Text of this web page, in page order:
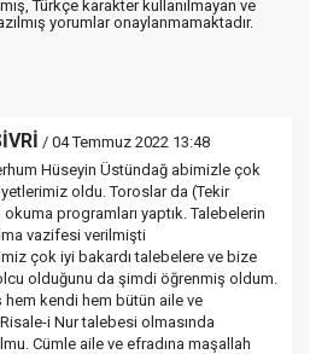
Türkçe karakter kullanılmayan ve
yorumlar onaylanmamaktadır.
/ 04 Temmuz 2022 13:48
Hüseyin Üstündağ abimizle çok
oldu. Toroslar da (Tekir
okuma programları yaptık. Talebelerin
vazifesi verilmişti
çok iyi bakardı talebelere ve bize
olduğunu da şimdi öğrenmiş oldum.
hem kendi hem bütün aile ve
i Nur talebesi olmasında
Cümle aile ve efradına maşallah